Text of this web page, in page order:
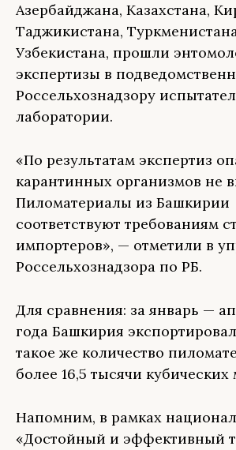
Азербайджана, Казахстана,
Таджикистана,
Узбекистана, прошли
экспертизы в
Россельхознадзору
лаборатории.
«По результатам экспертиз
карантинных организмов не
Пиломатериалы из Башкирии
соответствуют требованиям
импортеров», — отметили в
Россельхознадзора по РБ.
Для сравнения: за январь —
года Башкирия
такое же количество
более 16,5 тысячи кубических
Напомним, в рамках
«Достойный и эффективный